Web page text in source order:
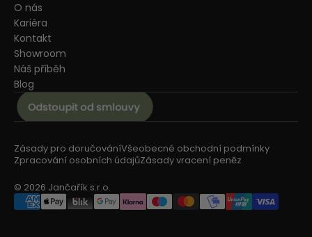
O nás
Kariéra
Kontakt
Showroom
Náš příběh
Blog
Zásady pro doručováníVšeobecné obchodní podmínky
Zpracování osobních údajůZásady vracení peněz
© 2026 Jančařík s.r.o.